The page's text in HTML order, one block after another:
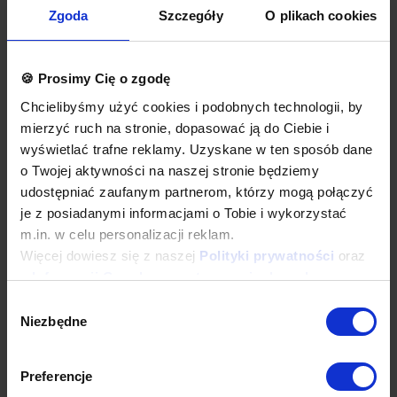
Zgoda Szczegóły O plikach cookies
🍪 Prosimy Cię o zgodę
Chcielibyśmy użyć cookies i podobnych technologii, by
mierzyć ruch na stronie, dopasować ją do Ciebie i
wyświetlać trafne reklamy. Uzyskane w ten sposób dane
o Twojej aktywności na naszej stronie będziemy
udostępniać zaufanym partnerom, którzy mogą połączyć
je z posiadanymi informacjami o Tobie i wykorzystać
m.in. w celu personalizacji reklam.
Więcej dowiesz się z naszej Polityki prywatności oraz
zInformacji Google o przetwarzaniu danych.
zgody
Niezbędne
Preferencje
więcej indywidualnych nieprzelotowych modułów.
wyposażenie okapu.
Okapy nie są wyposażone w wentylatory.
Okap należy podłączyć do wentylatora lub instalacji
wentylacyjnej w budynku.
Opcje dodatkowe
łapacze tłuszczu wielokrotnego użytku, do mycia w każdej
zmywarce
oświetlenie
króćce okrągłe lub prostokątne
wykonanie w standardzie AISI 304
inne dodatkowe wymagania
Wyposażenie dodatkowe dostępne za dopłatą. Prosimy o wybranie
odpowiednich opcji przed dodaniem produktu do koszyka. W
przypadku niestandardowych wymagań dotyczących produktu
Najwyższa jakość wykonania